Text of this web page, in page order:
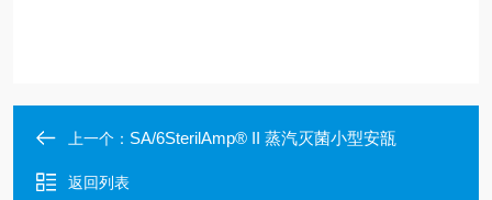
上一个： SA/6SterilAmp® II 蒸汽灭菌小型安瓿
返回列表